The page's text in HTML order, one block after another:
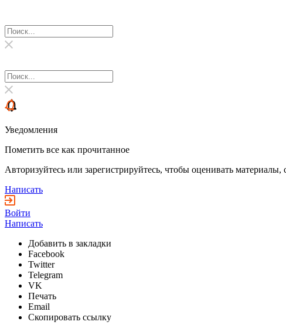
Уведомления
Пометить все как прочитанное
Авторизуйтесь или зарегистрируйтесь, чтобы оценивать материалы,
Написать
Войти
Написать
Добавить в закладки
Facebook
Twitter
Telegram
VK
Печать
Email
Скопировать ссылку